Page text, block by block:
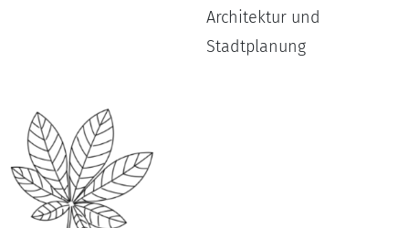
Architektur und
Stadtplanung